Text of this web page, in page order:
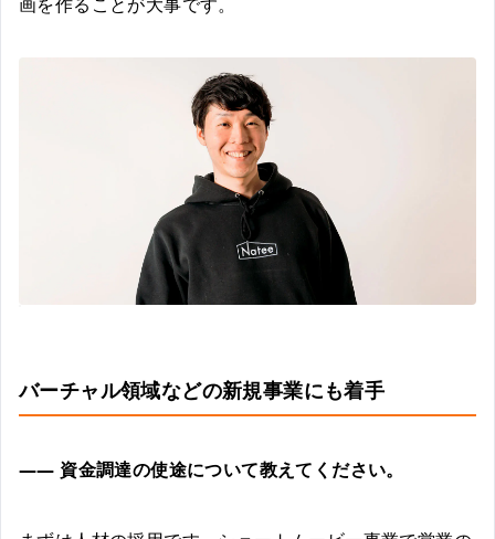
バーチャル領域などの新規事業にも着手
―― 資金調達の使途について教えてください。